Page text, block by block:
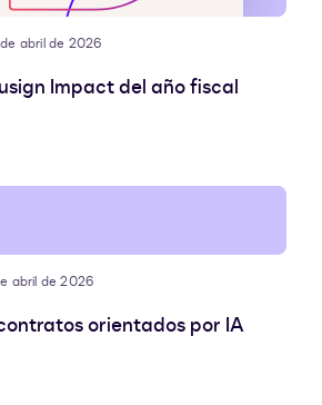
abril de 2026
Impact del año fiscal
abril de 2026
orientados por IA